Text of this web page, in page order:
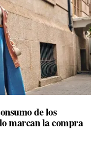
de los
marcan la compra